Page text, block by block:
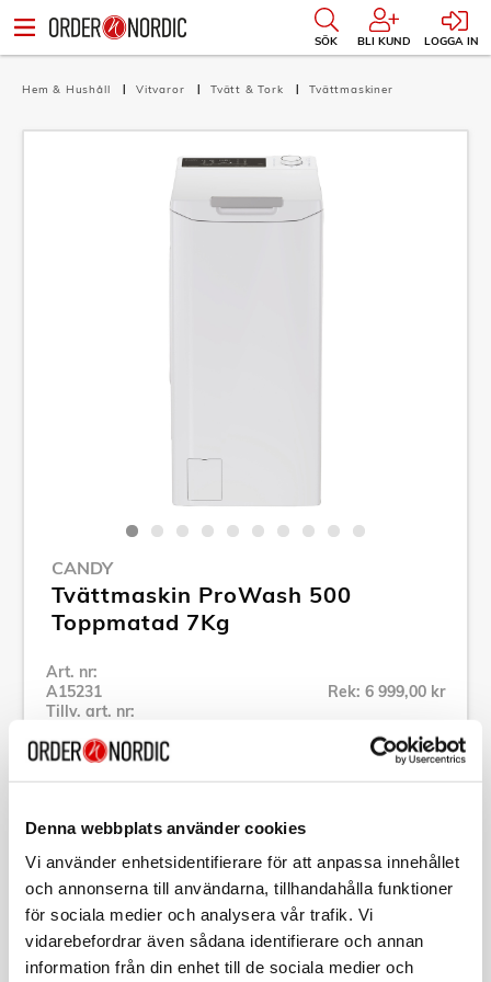
Denna webbplats använder cookies
Vi använder enhetsidentifierare för att anpassa innehållet
och annonserna till användarna, tillhandahålla funktioner
för sociala medier och analysera vår trafik. Vi
vidarebefordrar även sådana identifierare och annan
information från din enhet till de sociala medier och
SÖK BLI KUND LOGGA IN
Hem & Hushåll Vitvaror Tvätt & Tork Tvättmaskiner
CANDY
Tvättmaskin ProWash 500
Toppmatad 7Kg
Art. nr:
A15231
Tillv. art. nr:
Rek: 6 999,00 kr
Se alla produkter inom Candy
Beskrivning
Art. nr:A15231